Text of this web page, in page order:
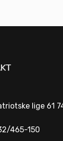
lige 61
465-150